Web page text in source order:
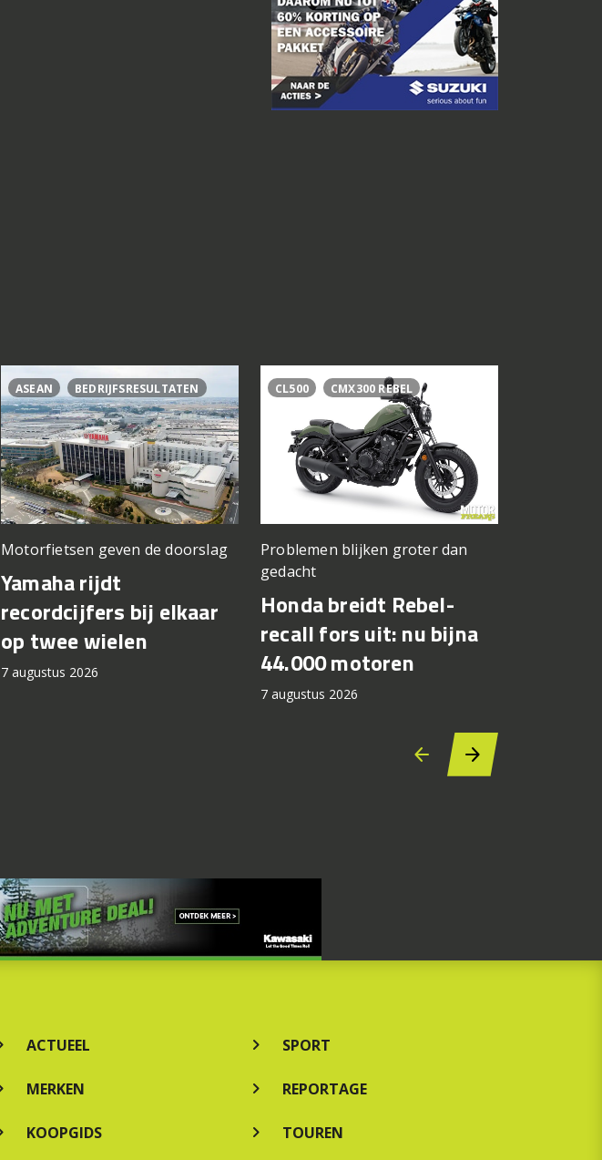
ASEAN BEDRIJFSRESULTATEN
Motorfietsen geven de doorslag
Yamaha rijdt
recordcijfers bij elkaar
op twee wielen
7 augustus 2026
CL500 CMX300 REBEL
Problemen blijken groter dan
gedacht
Honda breidt Rebel-
recall fors uit: nu bijna
44.000 motoren
7 augustus 2026
ACTUEEL
MERKEN
KOOPGIDS
SPORT
REPORTAGE
TOUREN